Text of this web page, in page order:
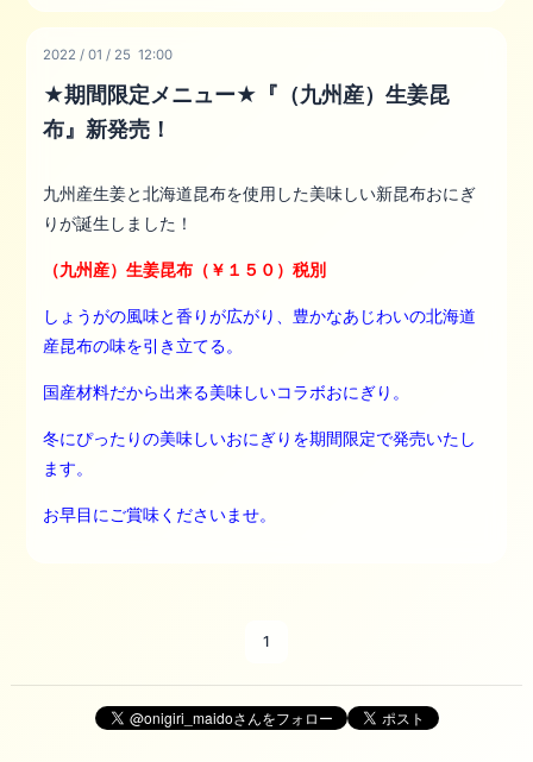
2022 /01 / 25 12:00
★期間限定メニュー★『（九州産）生姜昆
布』新発売！
九州産生姜と北海道昆布を使用した美味しい新昆布おにぎ
りが誕生しました！
（九州産）生姜昆布（￥１５０）税別
しょうがの風味と香りが広がり、豊かなあじわいの北海道
産昆布の味を引き立てる。
国産材料だから出来る美味しいコラボおにぎり。
冬にぴったりの美味しいおにぎりを期間限定で発売いたし
ます。
お早目にご賞味くださいませ。
1